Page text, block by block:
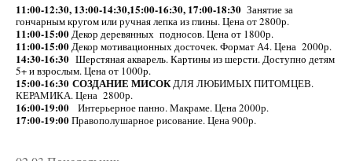
Предметы интерьера на ЗАКАЗ
правила
аренда
Ваш праздник
11:00-12:30, 13:00-14:30,15:00-16:30, 17:00-18:30 Занятие за
гончарным кругом или ручная лепка из глины. Цена от 2800р.
11:00-15:00Декор деревянных подносов. Цена от 1800р.
11:00-15:00Декор мотивационных досточек. Формат А4. Цена 2000р.
14:30-16:30 Шерстяная акварель. Картины из шерсти. Доступно детям
5+ и взрослым. Цена от 1000р.
15:00-16:30 СОЗДАНИЕ МИСОКДЛЯ ЛЮБИМЫХ ПИТОМЦЕВ.
КЕРАМИКА. Цена 2800р.
16:00-19:00 Интерьерное панно. Макраме. Цена 2000р.
17:00-19:00Правополушарное рисование. Цена 900р.